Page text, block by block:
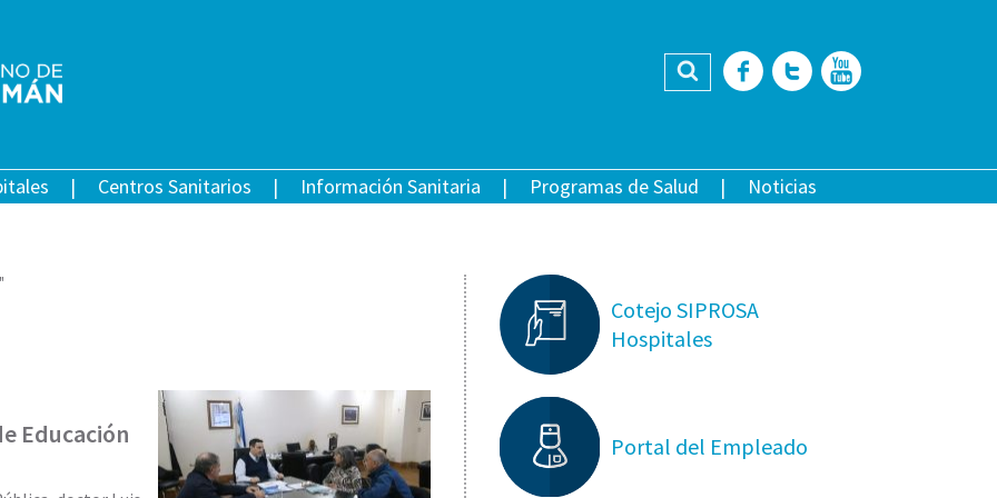
Buscar Facebook
Twitter
Centros Sanitarios Información Sanitaria Programas de Salud Noticias
Educación
Cotejo SIPROSA
Hospitales
Portal del Empleado